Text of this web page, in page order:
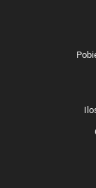
niezastąpionym
Głębokie
LaserPecker 5 to
wyraźnych
tworzenia bardziej
LaserPecker 5
poza możliwości